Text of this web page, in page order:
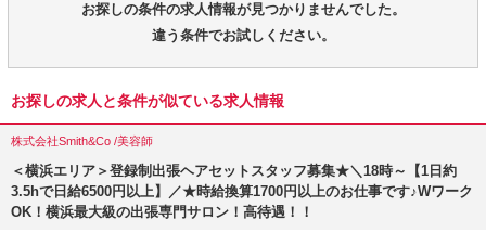
お探しの条件の求人情報が見つかりませんでした。
違う条件でお試しください。
お探しの求人と条件が似ている求人情報
株式会社Smith&Co /美容師
＜横浜エリア＞登録制出張ヘアセットスタッフ募集★＼18時～【1日約
3.5hで日給6500円以上】／★時給換算1700円以上のお仕事です♪Wワーク
OK！横浜最大級の出張専門サロン！高待遇！！